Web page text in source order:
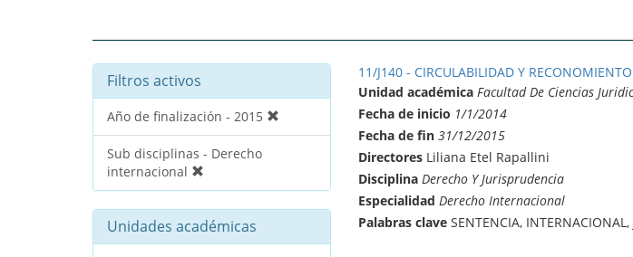
Filtros activos
Año de finalización - 2015
Sub disciplinas - Derecho
internacional
Unidades académicas
11/J140 - CIRCULABILIDAD Y
Unidad académica Facultad De Ciencias
Fecha de inicio 1/1/2014
Fecha de fin 31/12/2015
DirectoresLiliana Etel Rapallini
Disciplina Derecho Y Jurisprudencia
Especialidad Derecho Internacional
Palabras claveSENTENCIA, INTERNACIONAL,